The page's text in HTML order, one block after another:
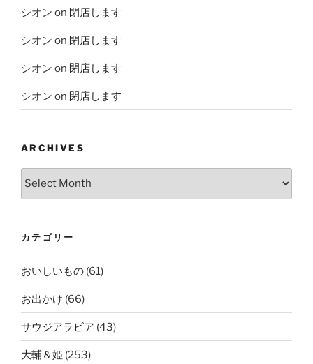
シオン on 閉店します
シオン on 閉店します
シオン on 閉店します
シオン on 閉店します
ARCHIVES
Archives
カテゴリー
おいしいもの (61)
お出かけ (66)
サウジアラビア (43)
大輔＆姫 (253)